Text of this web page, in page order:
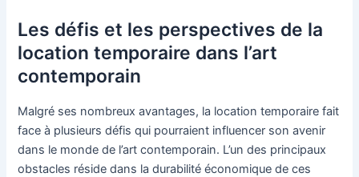
Les défis et les perspectives de la
location temporaire dans l’art
contemporain
Malgré ses nombreux avantages, la location temporaire fait
face à plusieurs défis qui pourraient influencer son avenir
dans le monde de l’art contemporain. L’un des principaux
obstacles réside dans la durabilité économique de ces